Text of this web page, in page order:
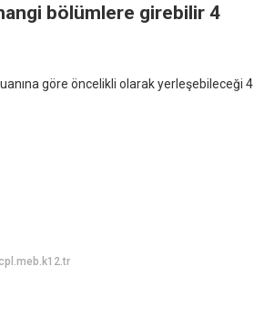
bölümlere girebilir 4
göre öncelikli olarak yerleşebileceği 4